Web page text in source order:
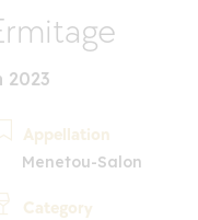
2023
Appellation
Menetou-Salon
Category